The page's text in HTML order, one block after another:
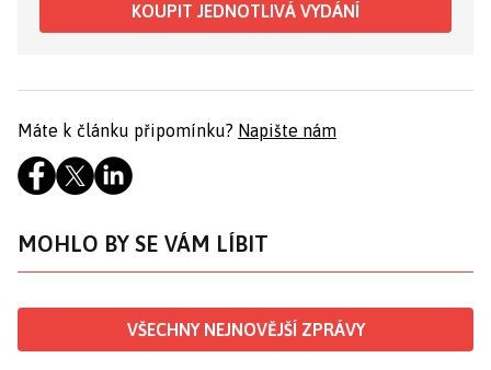
KOUPIT JEDNOTLIVÁ VYDÁNÍ
Máte k článku připomínku? Napište nám
MOHLO BY SE VÁM LÍBIT
VŠECHNY NEJNOVĚJŠÍ ZPRÁVY